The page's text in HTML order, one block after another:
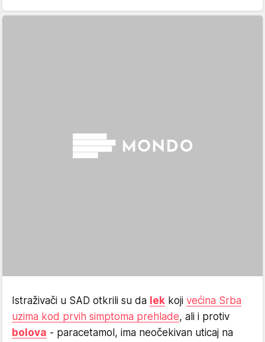
Istraživači u SAD otkrili su da lek koji većina Srba
uzima kod prvih simptoma prehlade, ali i protiv
bolova - paracetamol, ima neočekivan uticaj na